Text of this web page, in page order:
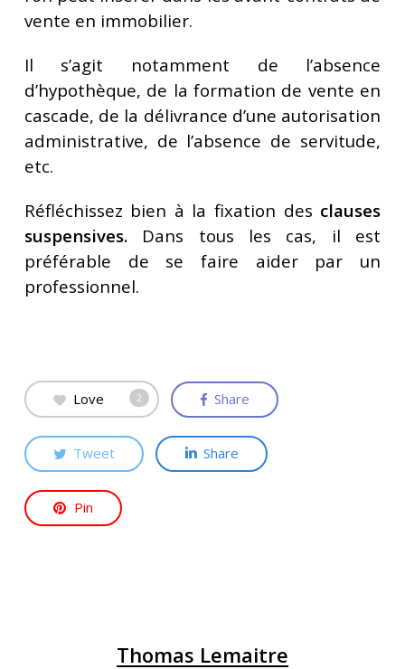
vente en immobilier.
Il s’agit notamment de l’absence
d’hypothèque, de la formation de vente en
cascade, de la délivrance d’une autorisation
administrative, de l’absence de servitude,
etc.
Réfléchissez bien à la fixation des clauses
suspensives.Dans tous les cas, il est
préférable de se faire aider par un
professionnel.
Love 2 Share
Tweet Share
Pin
Thomas Lemaitre